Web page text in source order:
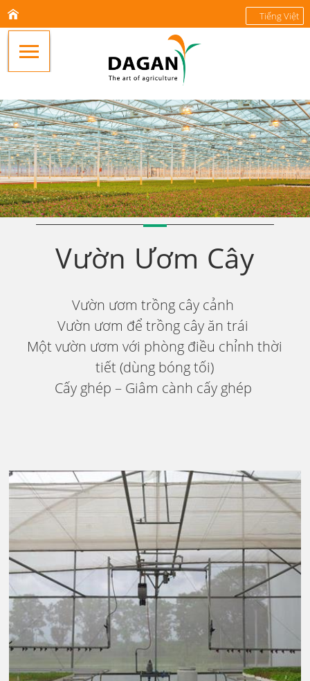
Tiếng Việt
Vườn Ươm Cây
Vườn ươm trồng cây cảnh
Vườn ươm để trồng cây ăn trái
Một vườn ươm với phòng điều chỉnh thời
tiết (dùng bóng tối)
Cấy ghép – Giâm cành cấy ghép